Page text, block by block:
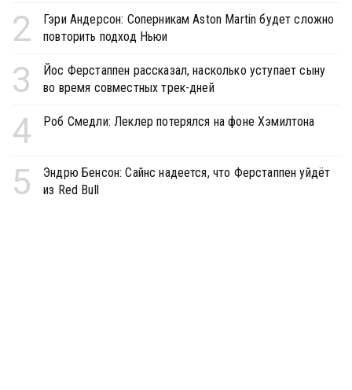
2
Гэри Андерсон: Соперникам Aston Martin будет сложно
повторить подход Ньюи
3
Йос Ферстаппен рассказал, насколько уступает сыну
во время совместных трек-дней
4 Роб Смедли: Леклер потерялся на фоне Хэмилтона
5
Эндрю Бенсон: Сайнс надеется, что Ферстаппен уйдёт
из Red Bull